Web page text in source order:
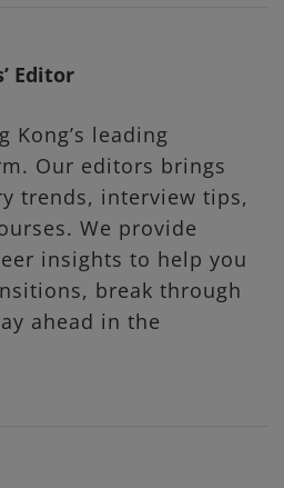
Editor
Kong’s leading
Our editors brings
trends, interview tips,
We provide
insights to help you
break through
ahead in the